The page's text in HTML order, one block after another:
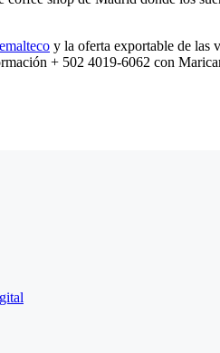
y la oferta exportable de las
+ 502 4019-6062 con